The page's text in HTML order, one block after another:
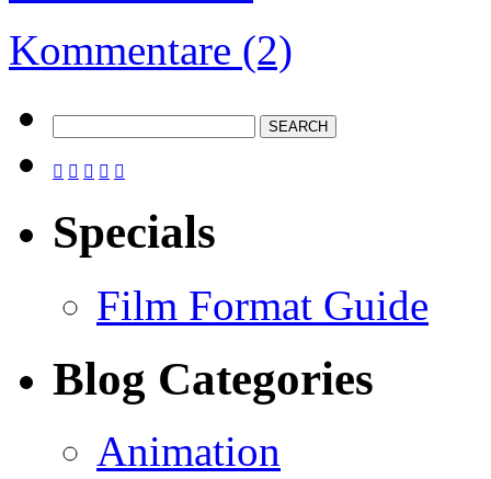
Kommentare (2)
    
Specials
Film Format Guide
Blog Categories
Animation